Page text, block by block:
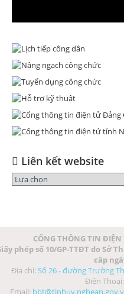
Liên kết website
CỔNG THÔNG TIN
phép số 10/GP-TTĐT do Sở
cấp
Địa chỉ: Số 26 - đường Trường
Điện
Email: